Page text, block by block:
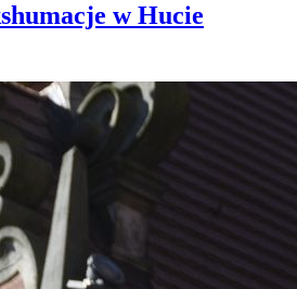
w Hucie